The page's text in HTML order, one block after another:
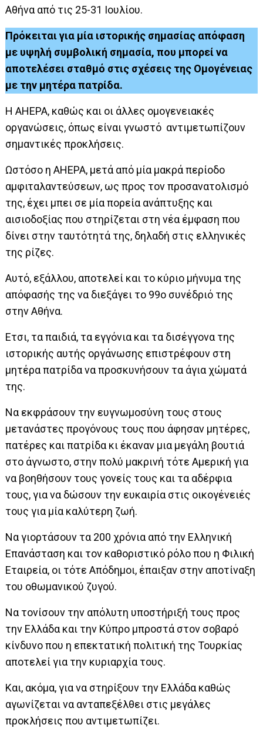
Αθήνα από τις 25-31 Ιουλίου.
Πρόκειται για μία ιστορικής σημασίας απόφαση
με υψηλή συμβολική σημασία, που μπορεί να
αποτελέσει σταθμό στις σχέσεις της Ομογένειας
με την μητέρα πατρίδα.
Η AHEPA, καθώς και οι άλλες ομογενειακές
οργανώσεις, όπως είναι γνωστό αντιμετωπίζουν
σημαντικές προκλήσεις.
Ωστόσο η AHEPA, μετά από μία μακρά περίοδο
αμφιταλαντεύσεων, ως προς τον προσανατολισμό
της, έχει μπει σε μία πορεία ανάπτυξης και
αισιοδοξίας που στηρίζεται στη νέα έμφαση που
δίνει στην ταυτότητά της, δηλαδή στις ελληνικές
της ρίζες.
Αυτό, εξάλλου, αποτελεί και το κύριο μήνυμα της
απόφασής της να διεξάγει το 99ο συνέδριό της
στην Αθήνα.
Ετσι, τα παιδιά, τα εγγόνια και τα δισέγγονα της
ιστορικής αυτής οργάνωσης επιστρέφουν στη
μητέρα πατρίδα να προσκυνήσουν τα άγια χώματά
της.
Να εκφράσουν την ευγνωμοσύνη τους στους
μετανάστες προγόνους τους που άφησαν μητέρες,
πατέρες και πατρίδα κι έκαναν μια μεγάλη βουτιά
στο άγνωστο, στην πολύ μακρινή τότε Αμερική για
να βοηθήσουν τους γονείς τους και τα αδέρφια
τους, για να δώσουν την ευκαιρία στις οικογένειές
τους για μία καλύτερη ζωή.
Να γιορτάσουν τα 200 χρόνια από την Ελληνική
Επανάσταση και τον καθοριστικό ρόλο που η Φιλική
Εταιρεία, οι τότε Απόδημοι, έπαιξαν στην αποτίναξη
του οθωμανικού ζυγού.
Να τονίσουν την απόλυτη υποστήριξή τους προς
την Ελλάδα και την Κύπρο μπροστά στον σοβαρό
κίνδυνο που η επεκτατική πολιτική της Τουρκίας
αποτελεί για την κυριαρχία τους.
Και, ακόμα, για να στηρίξουν την Ελλάδα καθώς
αγωνίζεται να ανταπεξέλθει στις μεγάλες
προκλήσεις που αντιμετωπίζει.